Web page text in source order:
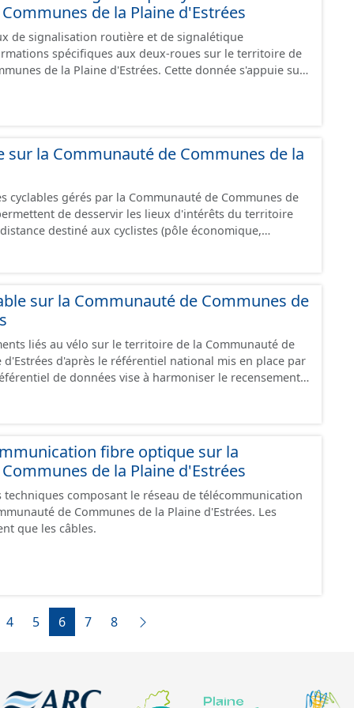
la donnée SUP mais dans la donnée des prescriptions
et
par l’État ou le Conseil Départemental sont intégrées
transmises par ces organismes. Certaines SUP
ce lot de données.
de la Plaine d'Estrées
de signalisation routière et de signalétique
spécifiques aux deux-roues sur le territoire de
de la Plaine d'Estrées. Cette donnée s'appuie sur
sur la Communauté de Communes de la
cyclables gérés par la Communauté de Communes de
destiné aux cyclistes (pôle économique,
sur chaussée. Les itinéraires ne sont
une succession d’aménagements de natures
emprunter des tronçons de voies non aménagés
les
service", "en travaux" ou "provisoire".
sur la Communauté de Communes de
liés au vélo sur le territoire de la Communauté de
d'Estrées d'après le référentiel national mis en place par
de données vise à harmoniser le recensement
les données visibles pour les utilisateurs de "Ma
est uniquement celles des équipements
le fichier à télécharger depuis cette fiche
y compris les stationnements pour répondre
ou "provisoire".
fibre optique sur la
de la Plaine d'Estrées
techniques composant le réseau de télécommunication
de Communes de la Plaine d'Estrées. Les
que les câbles.
4 5 6 7 8